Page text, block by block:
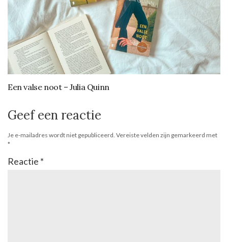
Een valse noot – Julia Quinn
Geef een reactie
Je e-mailadres wordt niet gepubliceerd. Vereiste velden zijn gemarkeerd met
*
Reactie *